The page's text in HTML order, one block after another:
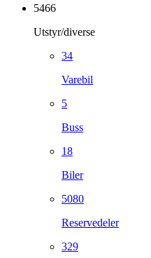
5466
Utstyr/diverse
34
Varebil
5
Buss
18
Biler
5080
Reservedeler
329